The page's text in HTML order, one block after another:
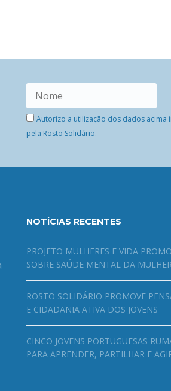
Autorizo a utilização dos dados acima
pela Rosto Solidário.
NOTÍCIAS RECENTES
PROJETO MULHERES E VIDA
SOBRE SAÚDE MENTAL DA
ROSTO SOLIDÁRIO PROMOVE
E CIDADANIA ATIVA DOS JOVENS
CINCO JOVENS PORTUGUESAS
PARA APRENDER, PARTILHAR E